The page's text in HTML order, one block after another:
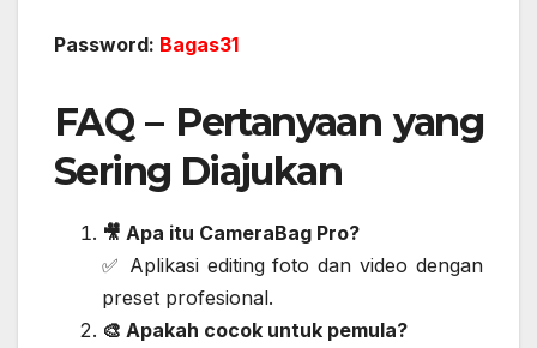
Password: Bagas31
FAQ – Pertanyaan yang
Sering Diajukan
🎥 Apa itu CameraBag Pro?
✅ Aplikasi editing foto dan video dengan
preset profesional.
🎨 Apakah cocok untuk pemula?